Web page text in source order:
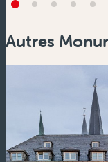
Autres